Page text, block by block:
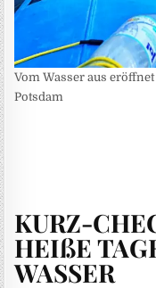
Vom Wasser aus
Potsdam
KURZ-
HEIßE
WASSER